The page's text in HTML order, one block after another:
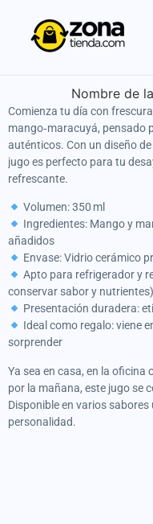
not
found.
Nombre de
Comienza tu día con
mango‑maracuyá, pensado
auténticos. Con un diseño
jugo es perfecto para tu
refrescante.
Volumen: 350 ml
Ingredientes: Mango y
añadidos
Envase: Vidrio cerámico
Apto para refrigerador y
conservar sabor y nutrientes)
Presentación duradera:
Ideal como regalo: viene
sorprender
Ya sea en casa, en la
por la mañana, este jugo se
Disponible en varios
personalidad.